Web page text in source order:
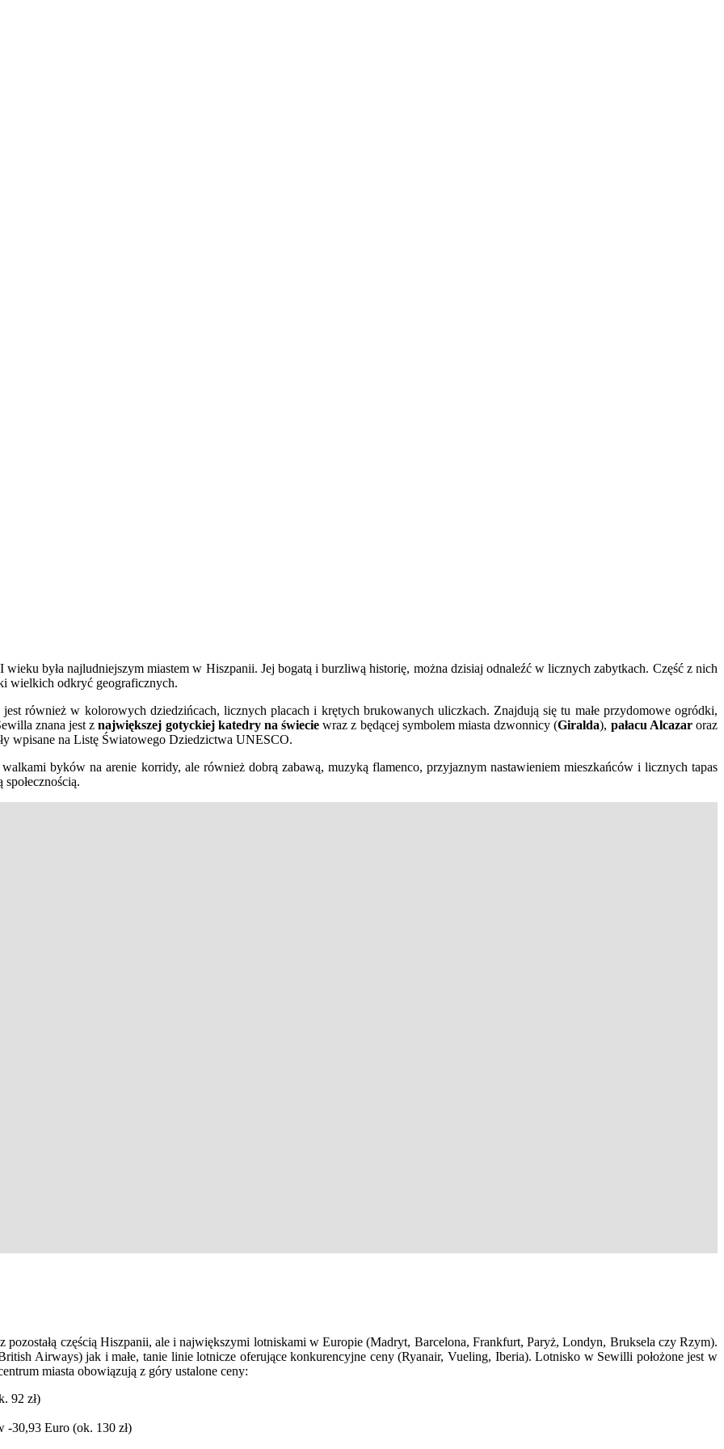
była najludniejszym miastem w Hiszpanii. Jej bogatą i burzliwą historię, można dzisiaj odnaleźć w licznych zabytkach. Część z nich
wielkich odkryć geograficznych.
również w kolorowych dziedzińcach, licznych placach i krętych brukowanych uliczkach. Znajdują się tu małe przydomowe ogródki,
znana jest znajwiększej gotyckiej katedry na świecie wraz z będącej symbolem miasta dzwonnicy (Giralda), pałacu Alcazaroraz
wpisane na Listę Światowego Dziedzictwa UNESCO.
byków na arenie korridy, ale również dobrą zabawą, muzyką flamenco, przyjaznym nastawieniem mieszkańców i licznych tapas
częścią Hiszpanii, ale i największymi lotniskami w Europie (Madryt, Barcelona, Frankfurt, Paryż, Londyn, Bruksela czy Rzym).
Airways) jak i małe, tanie linie lotnicze oferujące konkurencyjne ceny (Ryanair, Vueling, Iberia). Lotnisko w Sewilli położone jest w
miasta obowiązują z góry ustalone ceny:
92 zł)
-30,93 Euro (ok. 130 zł)